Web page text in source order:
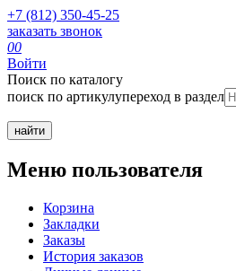
+7 (812) 350-45-25
заказать звонок
00
Войти
Поиск по каталогу
поиск по артикулупереход в раздел
Меню пользователя
Корзина
Закладки
Заказы
История заказов